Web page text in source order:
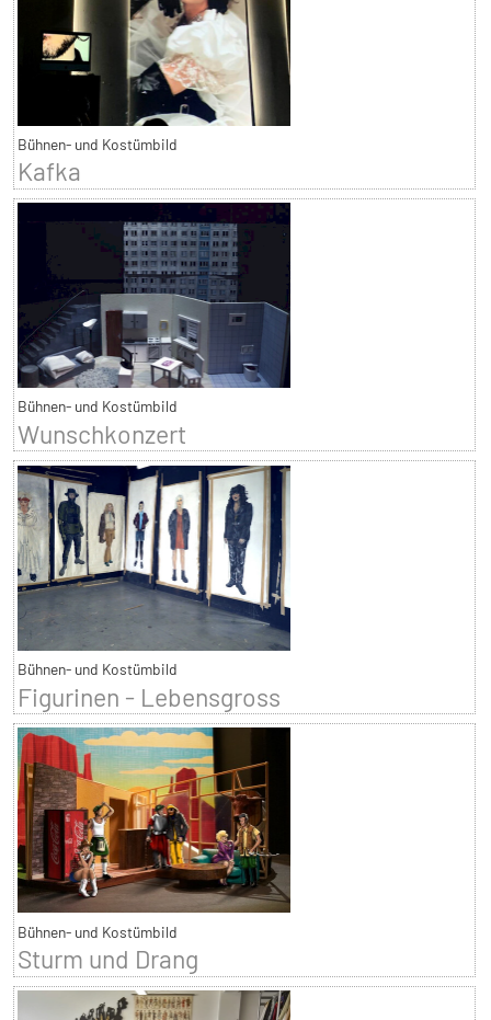
Bühnen- und Kostümbild
Kafka
Bühnen- und Kostümbild
Wunschkonzert
Bühnen- und Kostümbild
Figurinen - Lebensgross
Bühnen- und Kostümbild
Sturm und Drang